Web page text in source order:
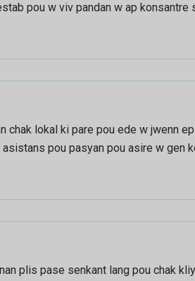
pou w viv pandan w ap konsantre
lokal ki pare pou ede w jwenn
pou pasyan pou asire w gen
plis pase senkant lang pou chak